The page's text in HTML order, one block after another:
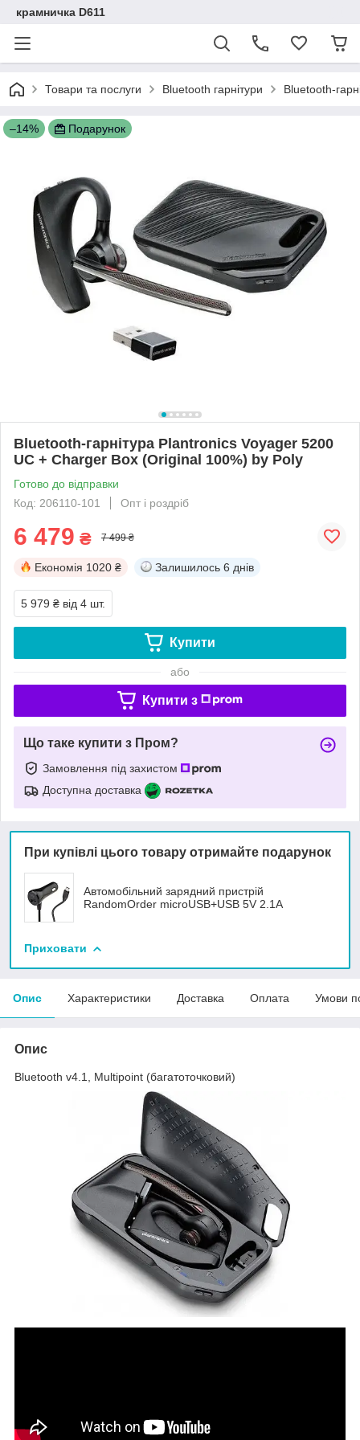
крамничка D611
Товари та послуги Bluetooth гарнітури Bluetooth-
–14% Подарунок
Bluetooth-гарнітура Plantronics Voyager 5200
UC + Charger Box (Original 100%) by Poly
Готово до відправки
Код: 206110-101
Опт і роздріб
6 479 ₴ 7 499 ₴
Економія 1020 ₴ Залишилось 6 днів
5 979 ₴ від 4 шт.
Купити
або
Купити з
Що таке купити з Пром?
Замовлення під захистом
Доступна доставка
При купівлі цього товару отримайте подарунок
Автомобільний зарядний пристрій
RandomOrder microUSB+USB 5V 2.1A
Приховати
Опис Характеристики Доставка Оплата Умови
Опис
Bluetooth v4.1, Multipoint (багатоточковий)